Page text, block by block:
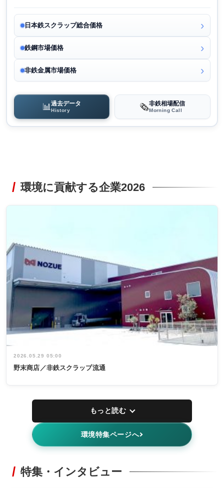
日本鉄スクラップ総合価格
鉄鋼市場価格
非鉄金属市場価格
📊過去データ
History 🗞️非鉄相場配信
Morning Call
環境に貢献する企業2026
2026.05.29 05:00
野末商店／非鉄スクラップ流通
もっと読む
環境特集ページへ
特集・インタビュー